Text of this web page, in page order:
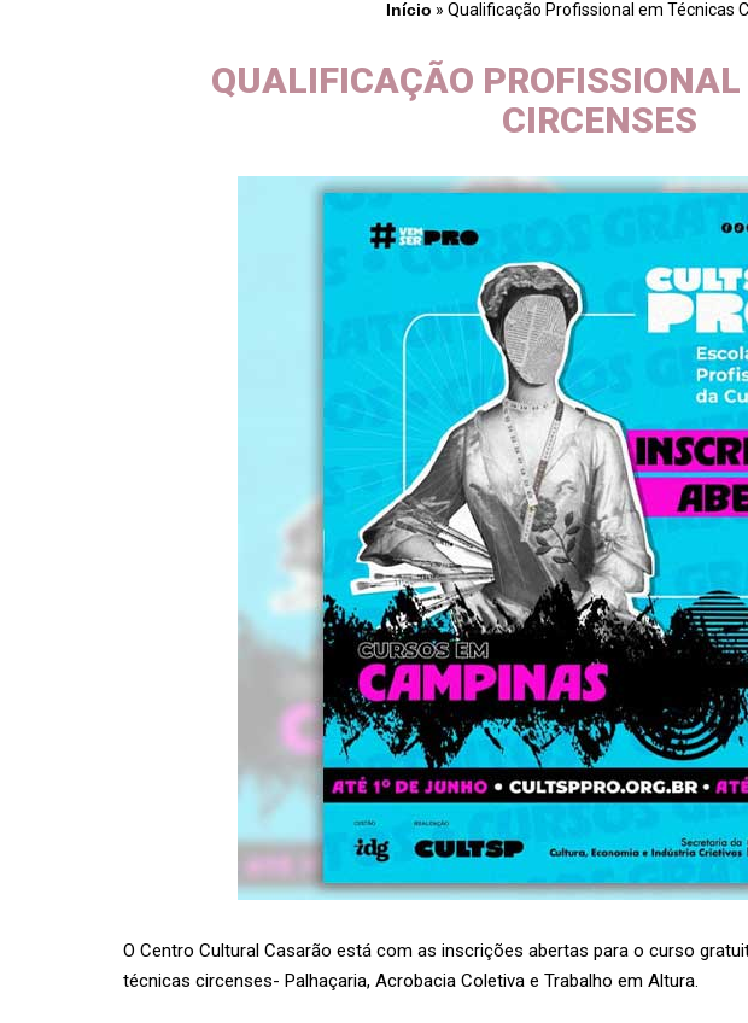
Início » Qualificação Profissional em Técnicas
QUALIFICAÇÃO
CIRCENSES
O Centro Cultural Casarão está com as inscrições abertas para o curso
técnicas circenses- Palhaçaria, Acrobacia Coletiva e Trabalho em Altura.